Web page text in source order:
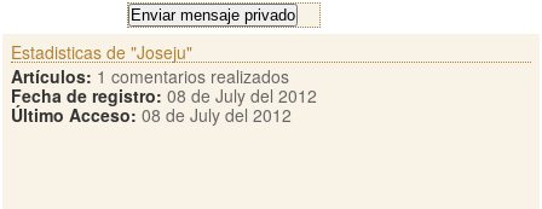
Estadisticas de "Joseju"
Artículos: 1 comentarios realizados
Fecha de registro: 08 de July del 2012
Último Acceso: 08 de July del 2012